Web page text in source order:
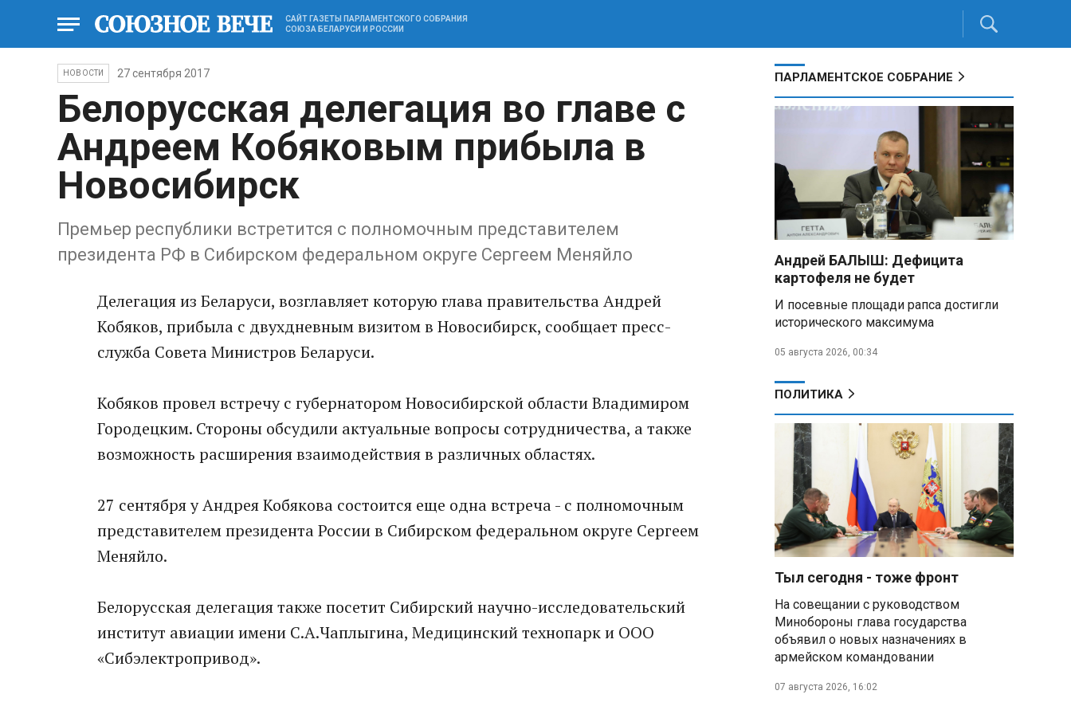
САЙТ ГАЗЕТЫ ПАРЛАМЕНТСКОГО СОБРАНИЯ
СОЮЗА БЕЛАРУСИ И РОССИИ
НОВОСТИ 27 сентября 2017
Белорусская делегация во главе с
Андреем Кобяковым прибыла в
Новосибирск
Премьер республики встретится с полномочным представителем
президента РФ в Сибирском федеральном округе Сергеем Меняйло
Делегация из Беларуси, возглавляет которую глава правительства Андрей
Кобяков, прибыла с двухдневным визитом в Новосибирск, сообщает пресс-
служба Совета Министров Беларуси.
Кобяков провел встречу с губернатором Новосибирской области Владимиром
Городецким. Стороны обсудили актуальные вопросы сотрудничества, а также
возможность расширения взаимодействия в различных областях.
27 сентября у Андрея Кобякова состоится еще одна встреча - с полномочным
представителем президента России в Сибирском федеральном округе Сергеем
Меняйло.
Белорусская делегация также посетит Сибирский научно-исследовательский
институт авиации имени С.А.Чаплыгина, Медицинский технопарк и ООО
«Сибэлектропривод».
ПАРЛАМЕНТСКОЕ СОБРАНИЕ
Андрей БАЛЫШ: Дефицита
картофеля не будет
И посевные площади рапса достигли
исторического максимума
05 августа 2026, 00:34
ПОЛИТИКА
Тыл сегодня - тоже фронт
На совещании с руководством
Минобороны глава государства
объявил о новых назначениях в
армейском командовании
07 августа 2026, 16:02